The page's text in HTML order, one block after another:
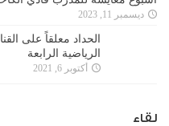
ديسمبر 11, 2023
الحداد معلقاً على
الرياضية الرابعة
أكتوبر 6, 2021
لقاء